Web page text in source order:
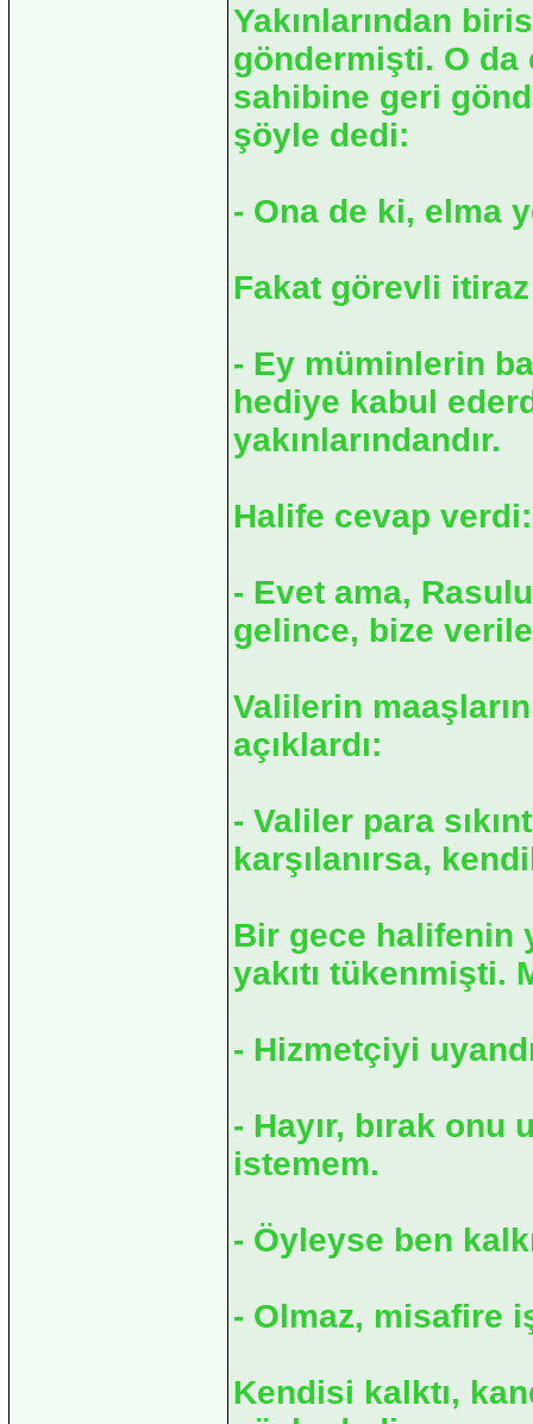
Yakınlarından
göndermişti. O da
sahibine geri
şöyle dedi:
- Ona de ki, elma
Fakat görevli
- Ey müminlerin
hediye kabul
yakınlarındandır.
Halife cevap verdi:
- Evet ama,
gelince, bize
Valilerin
açıklardı:
- Valiler para
karşılanırsa,
Bir gece halifenin
yakıtı tükenmişti.
- Hizmetçiyi
- Hayır, bırak
istemem.
- Öyleyse ben
- Olmaz, misafire
Kendisi kalktı,